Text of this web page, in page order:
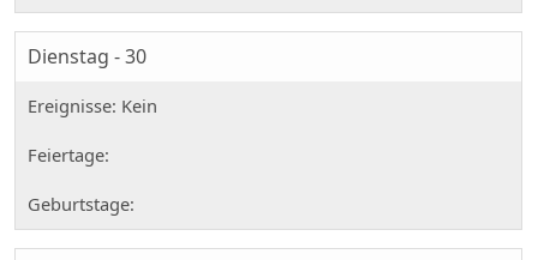
Dienstag - 30